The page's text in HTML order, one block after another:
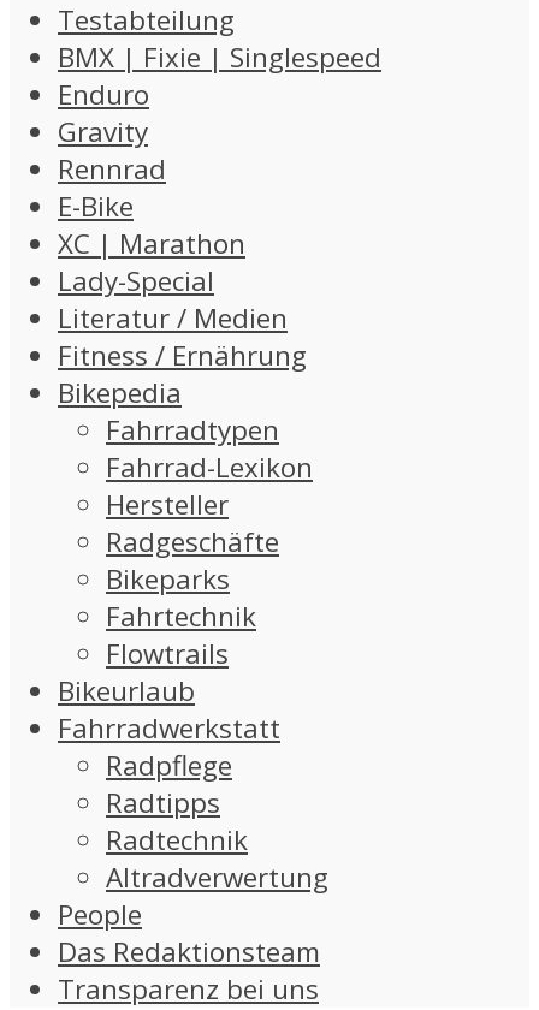
Testabteilung
BMX | Fixie | Singlespeed
Enduro
Gravity
Rennrad
E-Bike
XC | Marathon
Lady-Special
Literatur / Medien
Fitness / Ernährung
Bikepedia
Fahrradtypen
Fahrrad-Lexikon
Hersteller
Radgeschäfte
Bikeparks
Fahrtechnik
Flowtrails
Bikeurlaub
Fahrradwerkstatt
Radpflege
Radtipps
Radtechnik
Altradverwertung
People
Das Redaktionsteam
Transparenz bei uns